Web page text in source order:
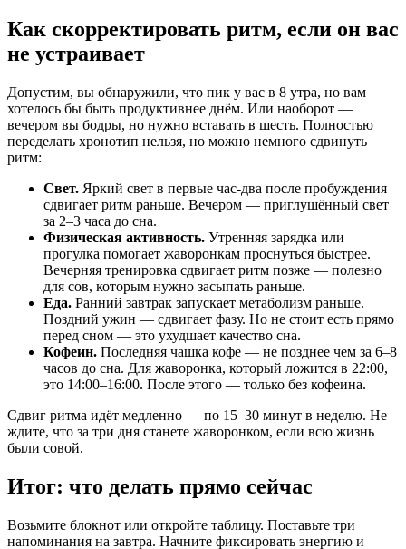
Как скорректировать ритм, если он вас
не устраивает
Допустим, вы обнаружили, что пик у вас в 8 утра, но вам
хотелось бы быть продуктивнее днём. Или наоборот —
вечером вы бодры, но нужно вставать в шесть. Полностью
переделать хронотип нельзя, но можно немного сдвинуть
ритм:
Свет. Яркий свет в первые час-два после пробуждения
сдвигает ритм раньше. Вечером — приглушённый свет
за 2–3 часа до сна.
Физическая активность. Утренняя зарядка или
прогулка помогает жаворонкам проснуться быстрее.
Вечерняя тренировка сдвигает ритм позже — полезно
для сов, которым нужно засыпать раньше.
Еда. Ранний завтрак запускает метаболизм раньше.
Поздний ужин — сдвигает фазу. Но не стоит есть прямо
перед сном — это ухудшает качество сна.
Кофеин. Последняя чашка кофе — не позднее чем за 6–8
часов до сна. Для жаворонка, который ложится в 22:00,
это 14:00–16:00. После этого — только без кофеина.
Сдвиг ритма идёт медленно — по 15–30 минут в неделю. Не
ждите, что за три дня станете жаворонком, если всю жизнь
были совой.
Итог: что делать прямо сейчас
Возьмите блокнот или откройте таблицу. Поставьте три
напоминания на завтра. Начните фиксировать энергию и